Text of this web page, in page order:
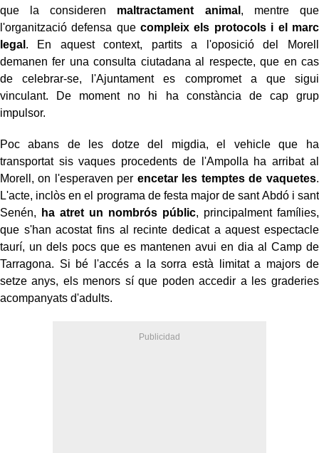
que la consideren maltractament animal , mentre que
l'organització defensa quecompleix els protocols i el marc
legal . En aquest context, partits a l'oposició del Morell
demanen fer una consulta ciutadana al respecte, que en cas
de celebrar-se, l'Ajuntament es compromet a que sigui
vinculant. De moment no hi ha constància de cap grup
impulsor.
Poc abans de les dotze del migdia, el vehicle que ha
transportat sis vaques procedents de l'Ampolla ha arribat al
Morell, on l'esperaven per encetar les temptes de vaquetes.
L'acte, inclòs en el programa de festa major de sant Abdó i sant
Senén, ha atret un nombrós públic, principalment famílies,
que s'han acostat fins al recinte dedicat a aquest espectacle
taurí, un dels pocs que es mantenen avui en dia al Camp de
Tarragona. Si bé l'accés a la sorra està limitat a majors de
setze anys, els menors sí que poden accedir a les graderies
acompanyats d'adults.